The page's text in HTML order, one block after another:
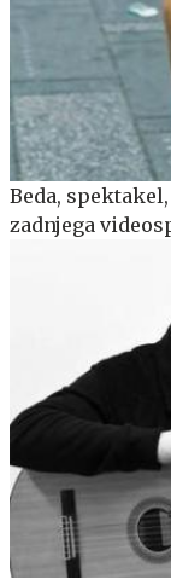
Beda,
zadnjega